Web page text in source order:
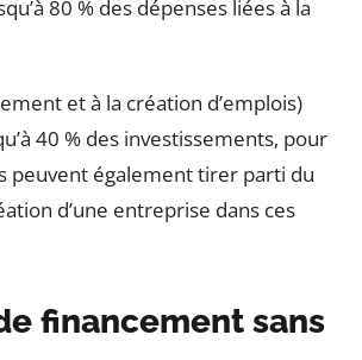
80 % des dépenses liées à la
et à la création d’emplois)
40 % des investissements, pour
peuvent également tirer parti du
d’une entreprise dans ces
financement sans